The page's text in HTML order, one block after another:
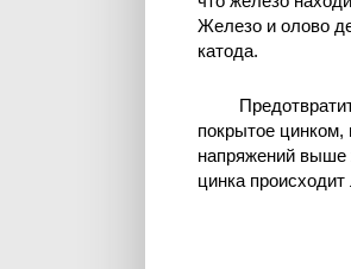
Железо и олово
катода.
покрытое
напряжений выше
цинка